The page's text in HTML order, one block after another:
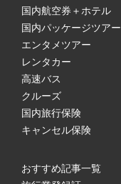
国内航空券＋ホテル
国内パッケージツアー
エンタメツアー
レンタカー
高速バス
クルーズ
国内旅行保険
キャンセル保険
おすすめ記事一覧